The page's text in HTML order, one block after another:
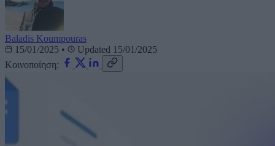
Baladis Koumpouras
15/01/2025 •
Updated 15/01/2025
Κοινοποίηση: